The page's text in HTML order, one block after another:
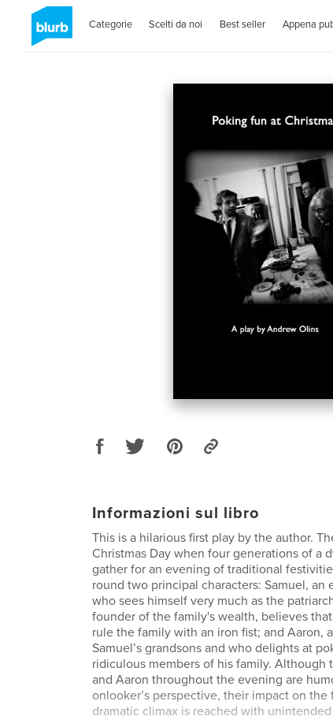
Categorie Scelti da noi Best seller Appena
Informazioni sul libro
This is a hilarious first play by the author.
Christmas Day when four generations of a
gather for an evening of traditional
round two principal characters: Samuel, an
who sees himself very much as the
founder of the family's wealth, believes
rule the family with an iron fist; and Aaron,
Samuel’s grandsons and who delights at
ridiculous members of his family. Although
and Aaron throughout the evening are
onlooker’s perspective, their impact on
dramatic climax is reached with